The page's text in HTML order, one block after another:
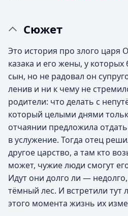
Сюжет
Это история про злого царя
казака и его жены, у
сын, но не радовал он
ленив и ни к чему не
родители: что делать с
который целыми днями
отчаянии предложила
в услужение. Тогда отец
другое царство, а там кто
может, чужие люди смогут
Идут они долго ли —
тёмный лес. И встретили тут
этого момента жизнь их